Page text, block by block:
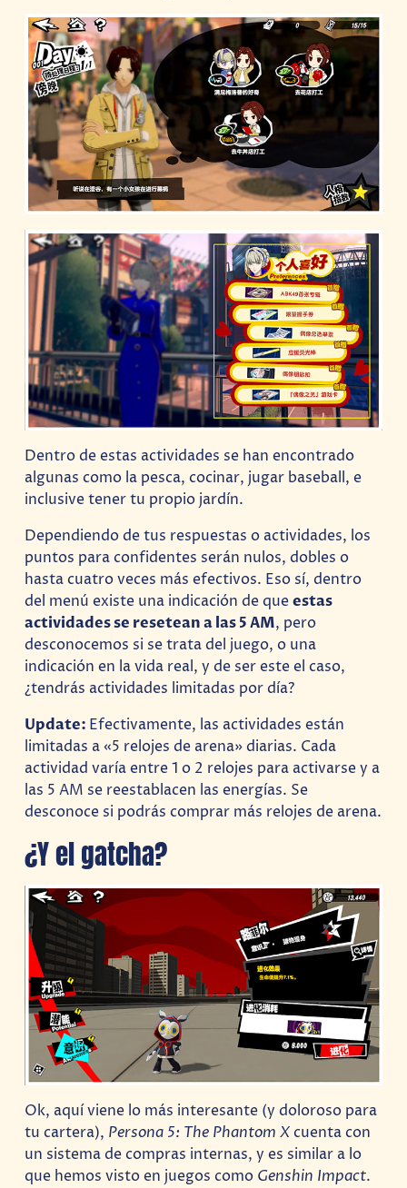
Dentro de estas actividades se han encontrado
algunas como la pesca, cocinar, jugar baseball, e
inclusive tener tu propio jardín.
Dependiendo de tus respuestas o actividades, los
puntos para confidentes serán nulos, dobles o
hasta cuatro veces más efectivos. Eso sí, dentro
del menú existe una indicación de queestas
actividades se resetean a las 5 AM, pero
desconocemos si se trata del juego, o una
indicación en la vida real, y de ser este el caso,
¿tendrás actividades limitadas por día?
Update: Efectivamente, las actividades están
limitadas a «5 relojes de arena» diarias. Cada
actividad varía entre 1 o 2 relojes para activarse y a
las 5 AM se reestablacen las energías. Se
desconoce si podrás comprar más relojes de arena.
¿Y el gatcha?
Ok, aquí viene lo más interesante (y doloroso para
tu cartera), Persona 5: The Phantom Xcuenta con
un sistema de compras internas, y es similar a lo
que hemos visto en juegos como Genshin Impact.